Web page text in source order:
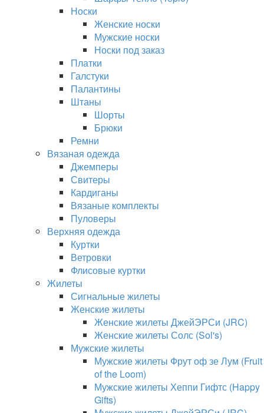
Носки
Женские носки
Мужские носки
Носки под заказ
Платки
Галстуки
Палантины
Штаны
Шорты
Брюки
Ремни
Вязаная одежда
Джемперы
Свитеры
Кардиганы
Вязаные комплекты
Пуловеры
Верхняя одежда
Куртки
Ветровки
Флисовые куртки
Жилеты
Сигнальные жилеты
Женские жилеты
Женские жилеты ДжейЭРСи (JRC)
Женские жилеты Солс (Sol's)
Мужские жилеты
Мужские жилеты Фрут оф зе Лум (Fruit
of the Loom)
Мужские жилеты Хеппи Гифтс (Happy
Gifts)